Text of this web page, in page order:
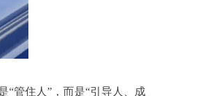
管住人”，而是“引导人、成